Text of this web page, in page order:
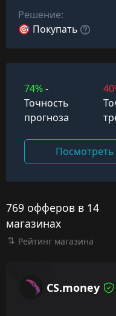
Решение:
🎯 Покупать
74%-
Точность
прогноза
Посмотреть
769 офферов в 14
магазинах
Рейтинг магазина
CS.money